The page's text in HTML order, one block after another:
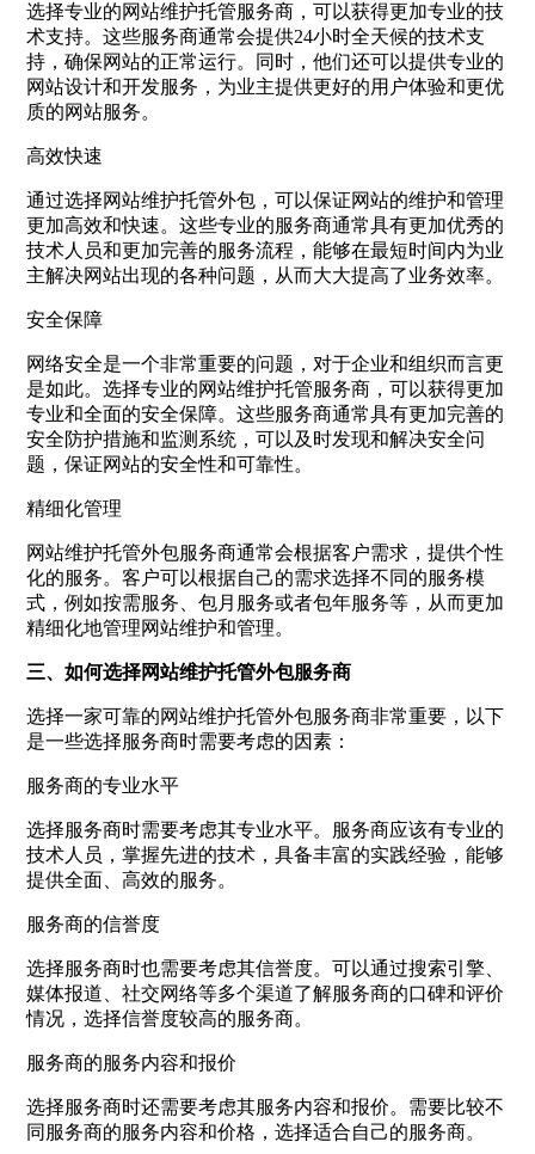
选择专业的网站维护托管服务商，可以获得更加专业的技
术支持。这些服务商通常会提供24小时全天候的技术支
持，确保网站的正常运行。同时，他们还可以提供专业的
网站设计和开发服务，为业主提供更好的用户体验和更优
质的网站服务。
高效快速
通过选择网站维护托管外包，可以保证网站的维护和管理
更加高效和快速。这些专业的服务商通常具有更加优秀的
技术人员和更加完善的服务流程，能够在最短时间内为业
主解决网站出现的各种问题，从而大大提高了业务效率。
安全保障
网络安全是一个非常重要的问题，对于企业和组织而言更
是如此。选择专业的网站维护托管服务商，可以获得更加
专业和全面的安全保障。这些服务商通常具有更加完善的
安全防护措施和监测系统，可以及时发现和解决安全问
题，保证网站的安全性和可靠性。
精细化管理
网站维护托管外包服务商通常会根据客户需求，提供个性
化的服务。客户可以根据自己的需求选择不同的服务模
式，例如按需服务、包月服务或者包年服务等，从而更加
精细化地管理网站维护和管理。
三、如何选择网站维护托管外包服务商
选择一家可靠的网站维护托管外包服务商非常重要，以下
是一些选择服务商时需要考虑的因素：
服务商的专业水平
选择服务商时需要考虑其专业水平。服务商应该有专业的
技术人员，掌握先进的技术，具备丰富的实践经验，能够
提供全面、高效的服务。
服务商的信誉度
选择服务商时也需要考虑其信誉度。可以通过搜索引擎、
媒体报道、社交网络等多个渠道了解服务商的口碑和评价
情况，选择信誉度较高的服务商。
服务商的服务内容和报价
选择服务商时还需要考虑其服务内容和报价。需要比较不
同服务商的服务内容和价格，选择适合自己的服务商。